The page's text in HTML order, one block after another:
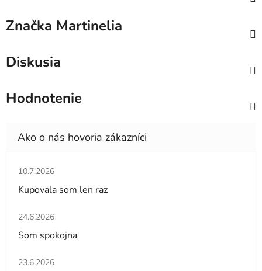
Značka Martinelia
Diskusia
Hodnotenie
Hodnotenie obchodu je 5 z 5 hviezdičiek.
10.7.2026
Kupovala som len raz
Hodnotenie obchodu je 5 z 5 hviezdičiek.
24.6.2026
Som spokojna
Hodnotenie obchodu je 5 z 5 hviezdičiek.
23.6.2026